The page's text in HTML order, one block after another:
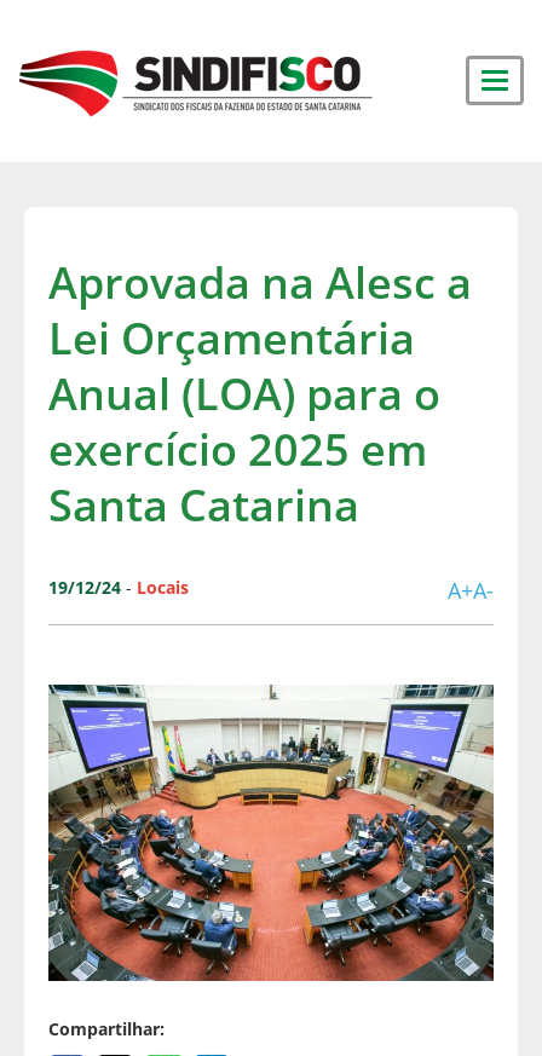
Aprovada na Alesc a
Lei Orçamentária
Anual (LOA) para o
exercício 2025 em
Santa Catarina
19/12/24 - Locais A+A-
Compartilhar: